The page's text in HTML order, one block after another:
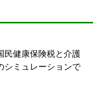
民健康保険税と介護
シミュレーションで